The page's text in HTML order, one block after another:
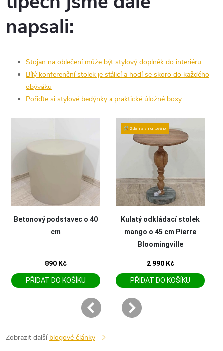
napsali:
Stojan na oblečení může být stylový doplněk do interiéru
Bílý konferenční stolek je stálicí a hodí se skoro do každého
obýváku
Pořiďte si stylové bedýnky a praktické úložné boxy
Zobrazit další blogové články